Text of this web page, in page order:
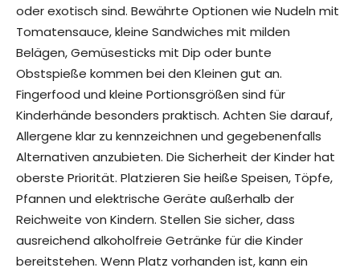
oder exotisch sind. Bewährte Optionen wie Nudeln mit
Tomatensauce, kleine Sandwiches mit milden
Belägen, Gemüsesticks mit Dip oder bunte
Obstspieße kommen bei den Kleinen gut an.
Fingerfood und kleine Portionsgrößen sind für
Kinderhände besonders praktisch. Achten Sie darauf,
Allergene klar zu kennzeichnen und gegebenenfalls
Alternativen anzubieten. Die Sicherheit der Kinder hat
oberste Priorität. Platzieren Sie heiße Speisen, Töpfe,
Pfannen und elektrische Geräte außerhalb der
Reichweite von Kindern. Stellen Sie sicher, dass
ausreichend alkoholfreie Getränke für die Kinder
bereitstehen. Wenn Platz vorhanden ist, kann ein